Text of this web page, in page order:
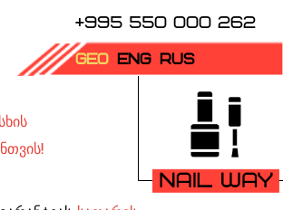
+995 550 000 262
GEO ENG RUS